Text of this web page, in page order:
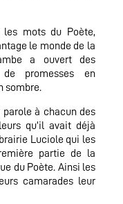
les mots du Poète,
le monde de la
a ouvert des
promesses en
sombre.
à chacun des
qu’il avait déjà
Luciole qui les
partie de la
du Poète. Ainsi les
camarades leur